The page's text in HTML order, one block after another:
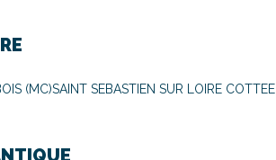
(MC)SAINT SEBASTIEN SUR LOIRE COTTEE